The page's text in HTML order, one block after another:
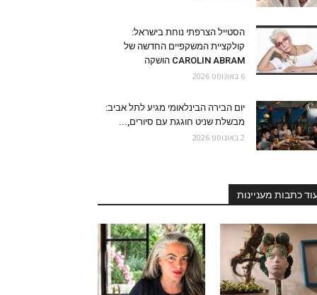
הסטייל הצרפתי נוחת בישראל:
קולקציית המשקפיים החדשה של
CAROLIN ABRAM הושקה
6 באוגוסט 2026
יום הבירה הבינלאומי מגיע לתל אביב:
מבשלת שניט חוגגת עם סיורים,...
2 באוגוסט 2026
כתבות מעניינות